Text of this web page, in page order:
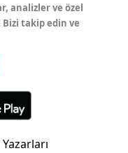
analizler ve özel
takip edin ve